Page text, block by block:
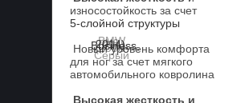
износостойкость за счет
5-слойной структуры
Новый уровень комфорта
для ног за счет мягкого
автомобильного ковролина
Высокая жесткость и